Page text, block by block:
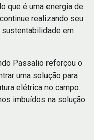
que é uma energia de
realizando seu
sustentabilidade em
Passalio reforçou o
uma solução para
elétrica no campo.
imbuídos na solução